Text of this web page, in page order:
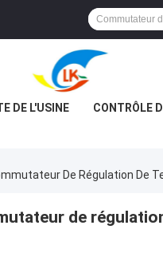
DE L'USINE CONTRÔLE
De Régulation De
de